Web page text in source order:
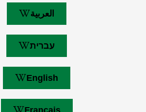
العربية
עברית
English